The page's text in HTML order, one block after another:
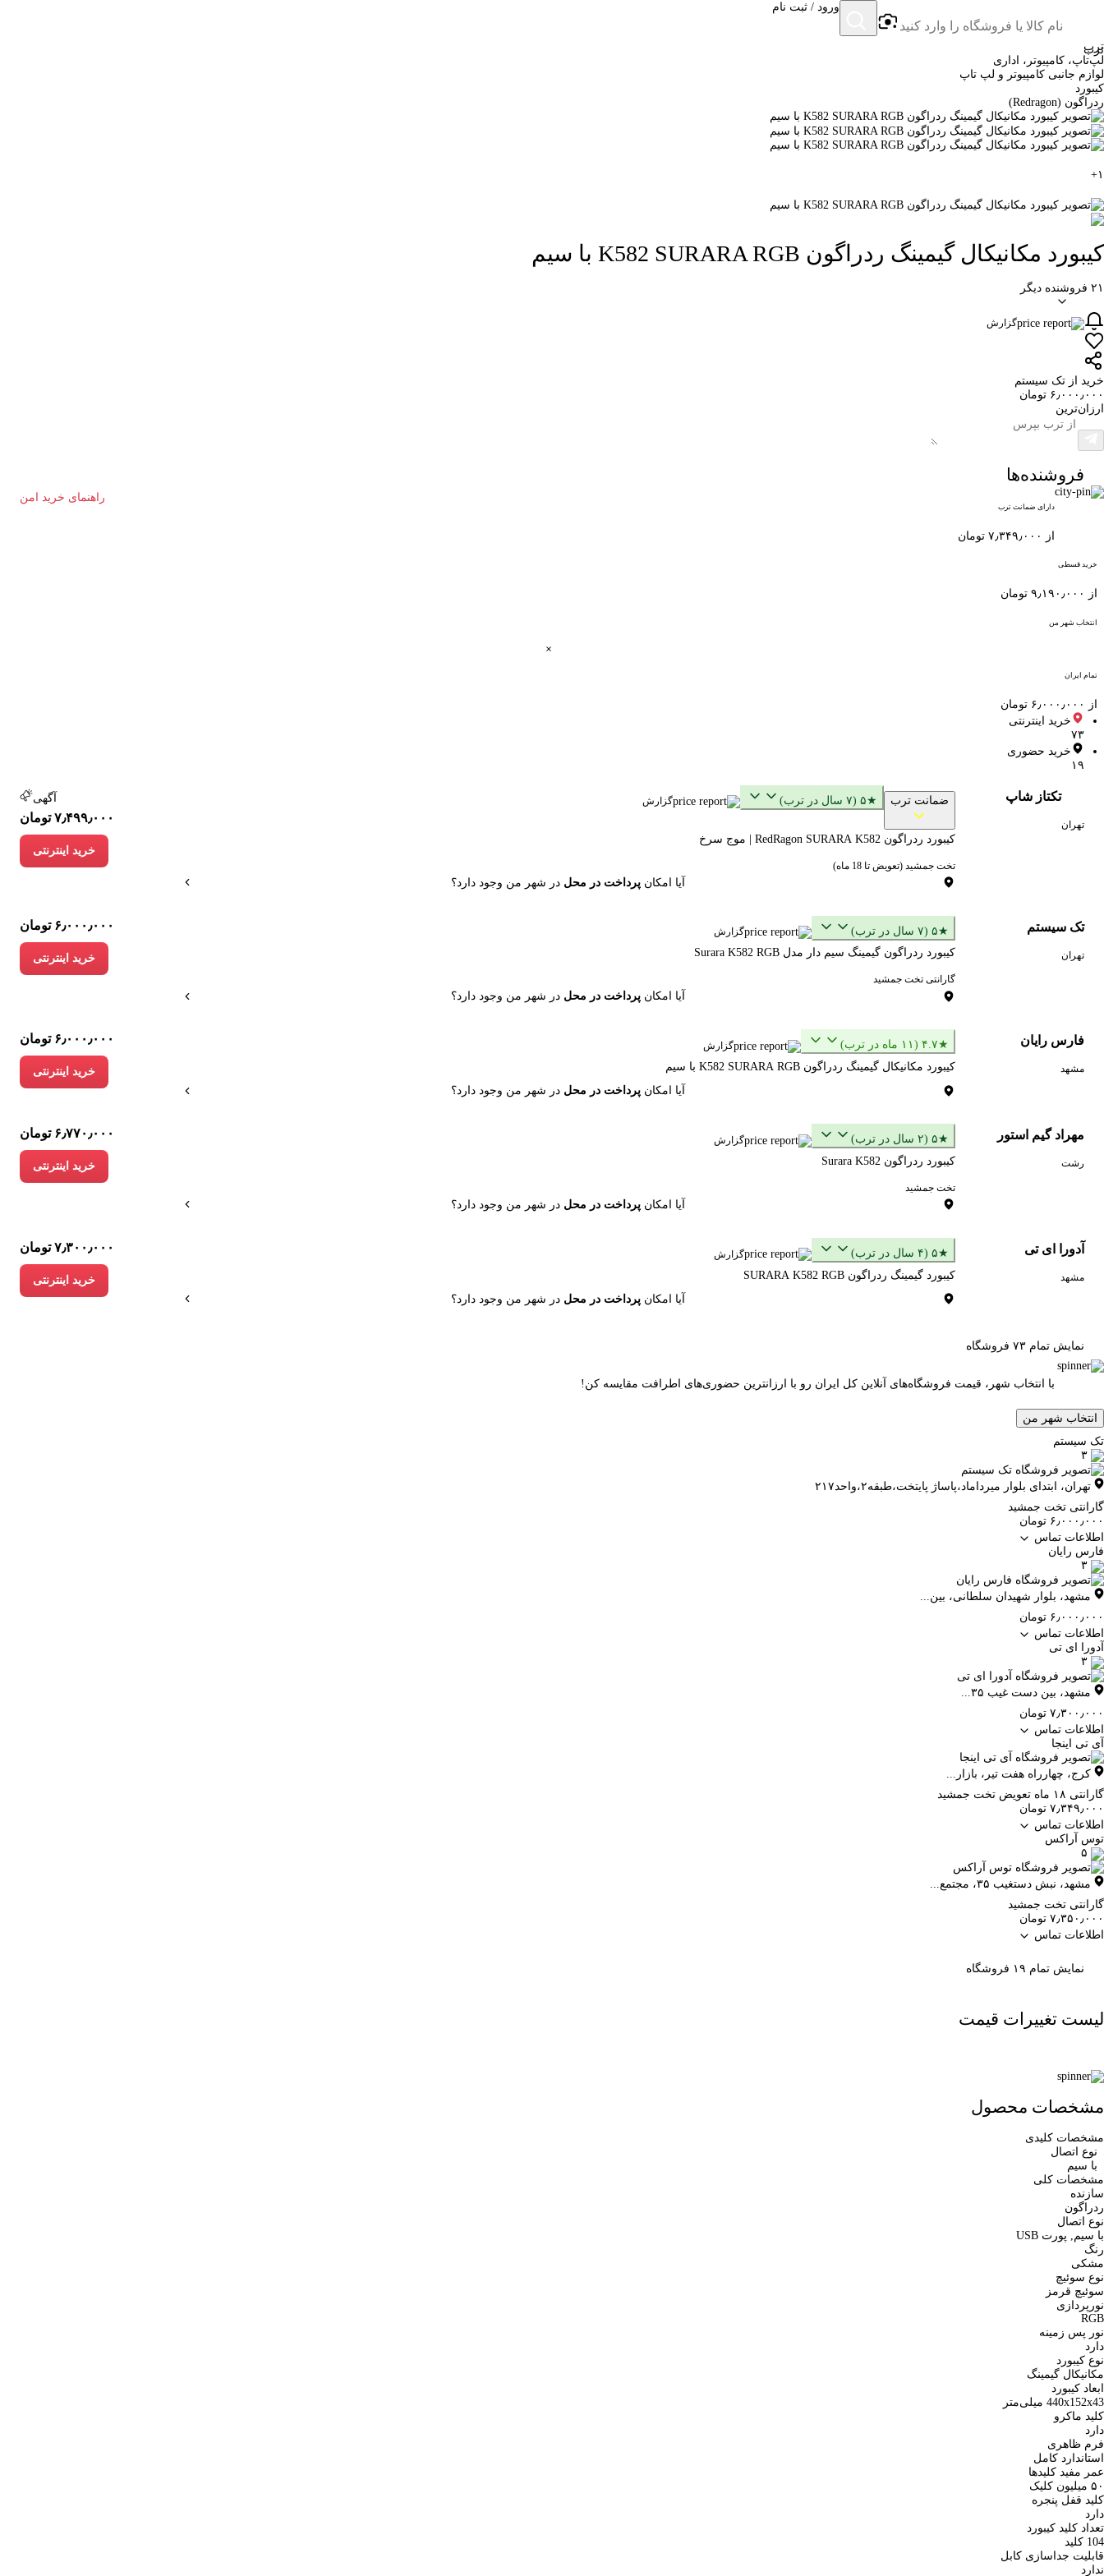
ترب
ورود / ثبت نام
ترب
لپ‌تاپ، کامپیوتر، اداری
لوازم جانبی کامپیوتر و لپ تاپ
کیبورد
ردراگون (Redragon)
۱+
کیبورد مکانیکال گیمینگ ردراگون K582 SURARA RGB با سیم
۲۱ فروشنده دیگر
گزارش
خرید از تک سیستم
۶٫۰۰۰٫۰۰۰ تومان
ارزان‌ترین
فروشنده‌ها
راهنمای خرید امن
دارای ضمانت ترب
از ۷٫۳۴۹٫۰۰۰ تومان
خرید قسطی
از ۹٫۱۹۰٫۰۰۰ تومان
انتخاب شهر من
تمام ایران
از ۶٫۰۰۰٫۰۰۰ تومان
خرید اینترنتی
۷۳
خرید حضوری
۱۹
تکتاز شاپ
تهران
ضمانت ترب ★۵ (۷ سال در ترب) گزارش
کیبورد ردراگون RedRagon SURARA K582 | موج سرخ
تخت جمشید (تعویض تا 18 ماه)
آیا امکانپرداخت در محل در شهر من وجود دارد؟
آگهی
۷٫۴۹۹٫۰۰۰ تومان
خرید اینترنتی
تک سیستم
تهران
★۵ (۷ سال در ترب) گزارش
کیبورد ردراگون گیمینگ سیم دار مدل Surara K582 RGB
گارانتی تخت جمشید
آیا امکانپرداخت در محل در شهر من وجود دارد؟
۶٫۰۰۰٫۰۰۰ تومان
خرید اینترنتی
فارس رایان
مشهد
★۴.۷ (۱۱ ماه در ترب) گزارش
کیبورد مکانیکال گیمینگ ردراگون K582 SURARA RGB با سیم
آیا امکانپرداخت در محل در شهر من وجود دارد؟
۶٫۰۰۰٫۰۰۰ تومان
خرید اینترنتی
مهراد گیم استور
رشت
★۵ (۲ سال در ترب) گزارش
کیبورد ردراگون Surara K582
تخت جمشید
آیا امکانپرداخت در محل در شهر من وجود دارد؟
۶٫۷۷۰٫۰۰۰ تومان
خرید اینترنتی
آدورا ای تی
مشهد
★۵ (۴ سال در ترب) گزارش
کیبورد گیمینگ ردراگون SURARA K582 RGB
آیا امکانپرداخت در محل در شهر من وجود دارد؟
۷٫۳۰۰٫۰۰۰ تومان
خرید اینترنتی
نمایش تمام ۷۳ فروشگاه
با انتخاب شهر، قیمت فروشگاه‌های آنلاین کل ایران رو با ارزانترین حضوری‌های اطرافت مقایسه کن!
انتخاب شهر من
تک سیستم
۳
تهران،
ابتدای بلوار میرداماد،پاساژ پایتخت،طبقه۲،واحد۲۱۷
گارانتی تخت جمشید
۶٫۰۰۰٫۰۰۰ تومان
اطلاعات تماس
فارس رایان
۳
مشهد ، بلوار شهیدان سلطانی، بین...
۶٫۰۰۰٫۰۰۰ تومان
اطلاعات تماس
آدورا ای تی
۳
مشهد ، بین دست غیب ۳۵...
۷٫۳۰۰٫۰۰۰ تومان
اطلاعات تماس
آی تی اینجا
کرج، چهارراه هفت تیر، بازار...
گارانتی ۱۸ ماه تعویض تخت جمشید
۷٫۳۴۹٫۰۰۰ تومان
اطلاعات تماس
توس آراکس
۵
مشهد، نبش دستغیب ۳۵، مجتمع...
گارانتی تخت جمشید
۷٫۳۵۰٫۰۰۰ تومان
اطلاعات تماس
نمایش تمام ۱۹ فروشگاه
لیست تغییرات قیمت
مشخصات محصول
مشخصات کلیدی
نوع اتصال
با سیم
مشخصات کلی
سازنده
ردراگون
نوع اتصال
با سیم, پورت USB
رنگ
مشکی
نوع سوئیچ
سوئیچ قرمز
نورپردازی
RGB
نور پس زمینه
دارد
نوع کیبورد
مکانیکال گیمینگ
ابعاد کیبورد
440x152x43 میلی‌متر
کلید ماکرو
دارد
فرم ظاهری
استاندارد کامل
عمر مفید کلیدها
۵۰ میلیون کلیک
کلید قفل پنجره
دارد
تعداد کلید کیبورد
104 کلید
قابلیت جداسازی کابل
ندارد